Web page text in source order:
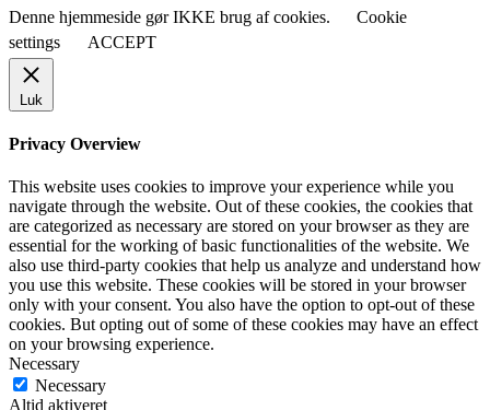
Denne hjemmeside gør IKKE brug af cookies.
Cookie
settings
ACCEPT
Luk
Privacy Overview
This website uses cookies to improve your experience while you
navigate through the website. Out of these cookies, the cookies that
are categorized as necessary are stored on your browser as they are
essential for the working of basic functionalities of the website. We
also use third-party cookies that help us analyze and understand how
you use this website. These cookies will be stored in your browser
only with your consent. You also have the option to opt-out of these
cookies. But opting out of some of these cookies may have an effect
on your browsing experience.
Necessary
Necessary
Altid aktiveret